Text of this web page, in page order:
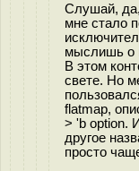
Слушай,
мне стало
мыслишь о
В этом
свете. Но
flatmap,
> 'b option.
другое
просто